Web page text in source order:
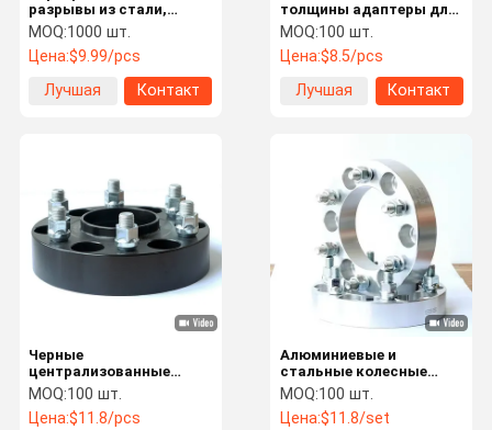
разрывы из стали,
устойчивые к коррозии
с сертификацией
ISO9001
MOQ:1000 шт.
Цена:$9.99/pcs
Лучшая
Контакт
толщины адаптеры для
колес для Land Rover VW
Jeep BMW Audi
MOQ:100 шт.
Цена:$8.5/pcs
Лучшая
Контакт
Черные
централизованные
разъединители,
адаптеры колес для
ремонта высокой
MOQ:100 шт.
Цена:$11.8/pcs
Алюминиевые и
стальные колесные
расстояния легкие 10-
50 мм толщина ISO9001
MOQ:100 шт.
Цена:$11.8/set